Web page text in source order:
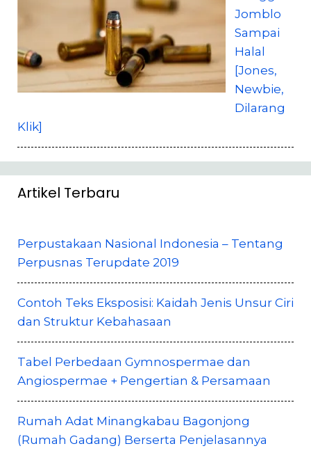
Jomblo
Sampai
Halal
[Jones,
Newbie,
Dilarang
Klik]
Artikel Terbaru
Perpustakaan Nasional Indonesia – Tentang
Perpusnas Terupdate 2019
Contoh Teks Eksposisi: Kaidah Jenis Unsur Ciri
dan Struktur Kebahasaan
Tabel Perbedaan Gymnospermae dan
Angiospermae + Pengertian & Persamaan
Rumah Adat Minangkabau Bagonjong
(Rumah Gadang) Berserta Penjelasannya